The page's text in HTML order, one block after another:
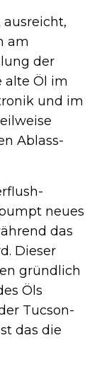
am
der
alte Öl im
und im
Ablass-
neues
das
Dieser
gründlich
Öls
Tucson-
das die